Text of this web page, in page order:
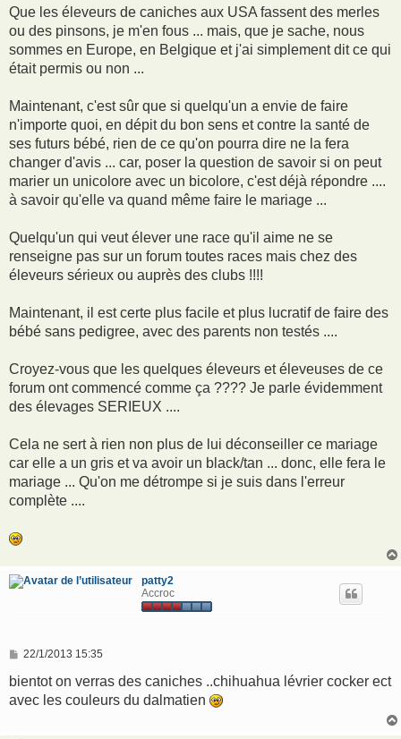
s
a
g
Que les éleveurs de caniches aux USA fassent des merles
ou des pinsons, je m'en fous ... mais, que je sache, nous
sommes en Europe, en Belgique et j'ai simplement dit ce qui
était permis ou non ...
Maintenant, c'est sûr que si quelqu'un a envie de faire
n'importe quoi, en dépit du bon sens et contre la santé de
ses futurs bébé, rien de ce qu'on pourra dire ne la fera
changer d'avis ... car, poser la question de savoir si on peut
marier un unicolore avec un bicolore, c'est déjà répondre ....
à savoir qu'elle va quand même faire le mariage ...
Quelqu'un qui veut élever une race qu'il aime ne se
renseigne pas sur un forum toutes races mais chez des
éleveurs sérieux ou auprès des clubs !!!!
Maintenant, il est certe plus facile et plus lucratif de faire des
bébé sans pedigree, avec des parents non testés ....
Croyez-vous que les quelques éleveurs et éleveuses de ce
forum ont commencé comme ça ???? Je parle évidemment
des élevages SERIEUX ....
Cela ne sert à rien non plus de lui déconseiller ce mariage
car elle a un gris et va avoir un black/tan ... donc, elle fera le
mariage ... Qu'on me détrompe si je suis dans l'erreur
complète ....
patty2
Accroc
M
s
a
22/1/2013 15:35
bientot on verras des caniches ..chihuahua lévrier cocker ect
avec les couleurs du dalmatien